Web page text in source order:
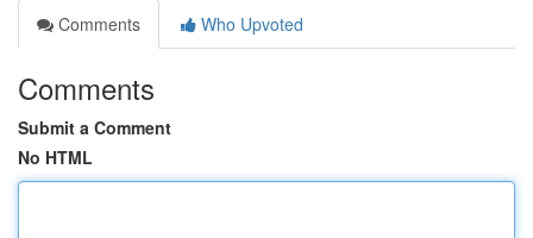
Comments
Who Upvoted
Comments
Submit a Comment
No HTML